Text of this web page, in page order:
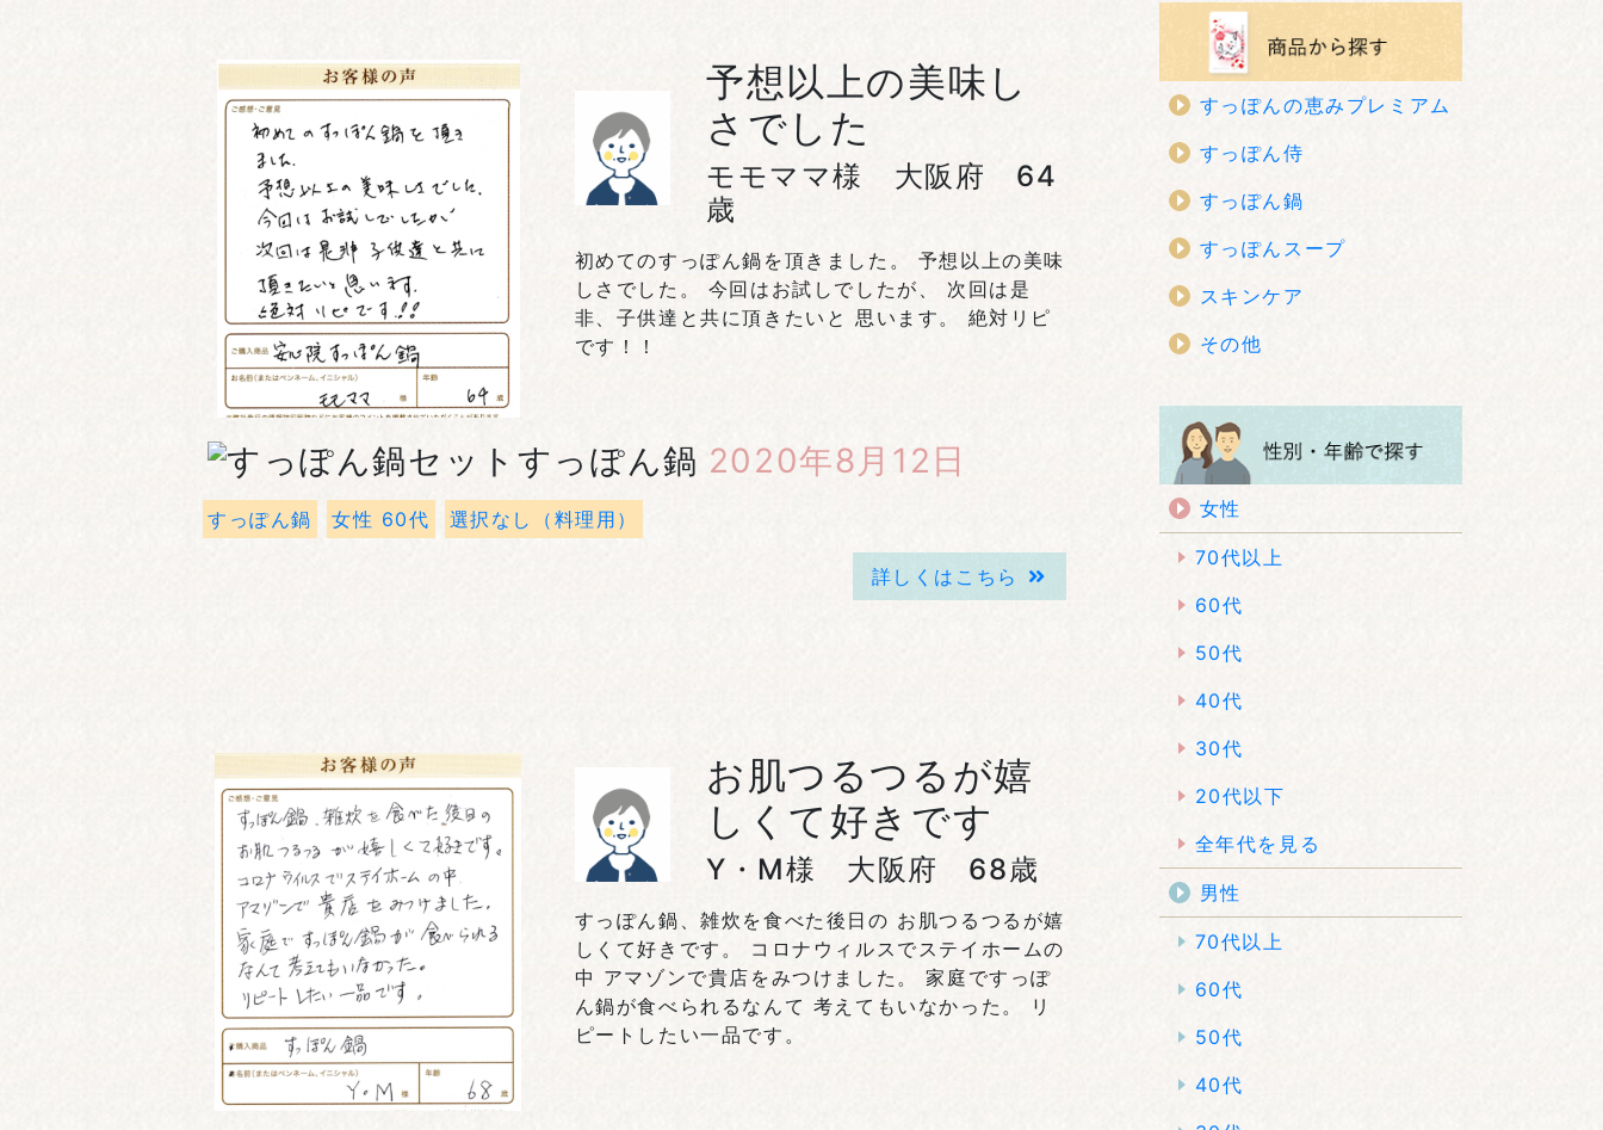
予想以上の美味し
さでした
モモママ様 大阪府 64
歳
初めてのすっぽん鍋を頂きました。 予想以上の美味
しさでした。 今回はお試しでしたが、 次回は是
非、子供達と共に頂きたいと 思います。 絶対リピ
です！！
すっぽん鍋 2020年8月12日
すっぽん鍋 女性 60代 選択なし（料理用）
詳しくはこちら
お肌つるつるが嬉
しくて好きです
Y・M様 大阪府 68歳
すっぽん鍋、雑炊を食べた後日の お肌つるつるが嬉
しくて好きです。 コロナウィルスでステイホームの
中 アマゾンで貴店をみつけました。 家庭ですっぽ
ん鍋が食べられるなんて 考えてもいなかった。 リ
ピートしたい一品です。
すっぽんの恵みプレミアム
すっぽん侍
すっぽん鍋
すっぽんスープ
スキンケア
その他
女性
70代以上
60代
50代
40代
30代
20代以下
全年代を見る
男性
70代以上
60代
50代
40代